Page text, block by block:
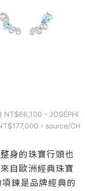
NT$66,100、JOSÉPHI
，source/CH
身的珠寶行頭也
自歐洲經典珠寶
鍊是品牌經典的